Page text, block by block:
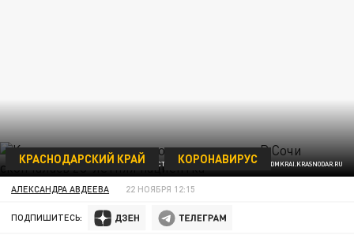
ФОТО: АДМИНИСТРАЦИИ КРАСНОДАРСКОГО КРАЯ/ ADMKRAI.KRASNODAR.RU
КРАСНОДАРСКИЙ КРАЙ КОРОНАВИРУС
АЛЕКСАНДРА АВДЕЕВА 22 НОЯБРЯ 12:15
ПОДПИШИТЕСЬ: